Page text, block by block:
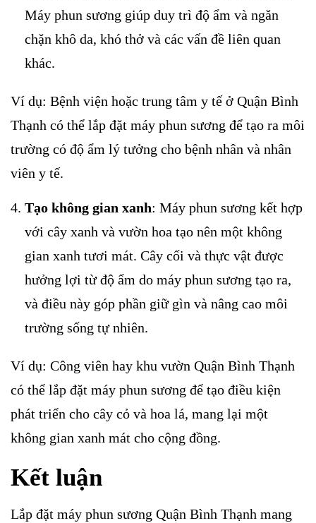
Máy phun sương giúp duy trì độ ẩm và ngăn
chặn khô da, khó thở và các vấn đề liên quan
khác.
Ví dụ: Bệnh viện hoặc trung tâm y tế ở Quận Bình
Thạnh có thể lắp đặt máy phun sương để tạo ra môi
trường có độ ẩm lý tưởng cho bệnh nhân và nhân
viên y tế.
Tạo không gian xanh: Máy phun sương kết hợp
với cây xanh và vườn hoa tạo nên một không
gian xanh tươi mát. Cây cối và thực vật được
hưởng lợi từ độ ẩm do máy phun sương tạo ra,
và điều này góp phần giữ gìn và nâng cao môi
trường sống tự nhiên.
Ví dụ: Công viên hay khu vườn Quận Bình Thạnh
có thể lắp đặt máy phun sương để tạo điều kiện
phát triển cho cây cỏ và hoa lá, mang lại một
không gian xanh mát cho cộng đồng.
Kết luận
Lắp đặt máy phun sương Quận Bình Thạnh mang